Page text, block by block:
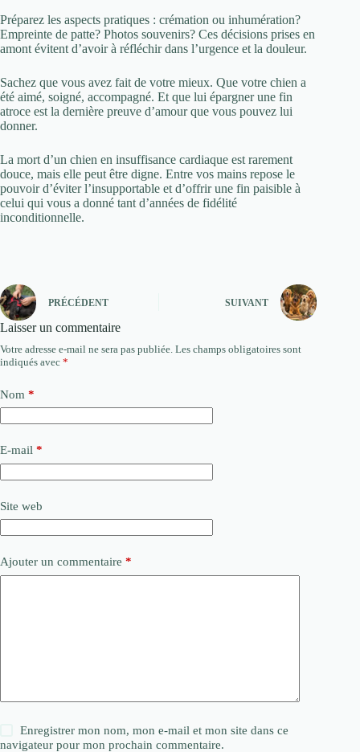
Préparez les aspects pratiques : crémation ou inhumération?
Empreinte de patte? Photos souvenirs? Ces décisions prises en
amont évitent d’avoir à réfléchir dans l’urgence et la douleur.
Sachez que vous avez fait de votre mieux. Que votre chien a
été aimé, soigné, accompagné. Et que lui épargner une fin
atroce est la dernière preuve d’amour que vous pouvez lui
donner.
La mort d’un chien en insuffisance cardiaque est rarement
douce, mais elle peut être digne. Entre vos mains repose le
pouvoir d’éviter l’insupportable et d’offrir une fin paisible à
celui qui vous a donné tant d’années de fidélité
inconditionnelle.
PRÉCÉDENT SUIVANT
Laisser un commentaire
Votre adresse e-mail ne sera pas publiée. Les champs obligatoires sont
indiqués avec *
Nom *
E-mail *
Site web
Ajouter un commentaire *
Enregistrer mon nom, mon e-mail et mon site dans ce
navigateur pour mon prochain commentaire.